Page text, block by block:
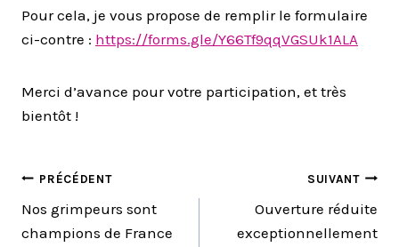
Pour cela, je vous propose de remplir le formulaire
ci-contre : https://forms.gle/Y66Tf9qqVGSUk1ALA
Merci d’avance pour votre participation, et très
bientôt !
NAVIGATION
DE
PRÉCÉDENT
Nos grimpeurs sont
champions de France
SUIVANT
Ouverture réduite
exceptionnellement